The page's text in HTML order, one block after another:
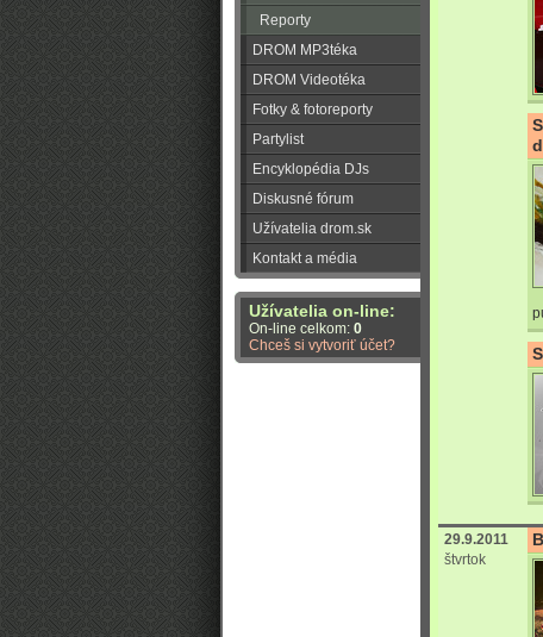
Reporty
DROM MP3téka
DROM Videotéka
Fotky & fotoreporty
Partylist
Encyklopédia DJs
Diskusné fórum
Užívatelia drom.sk
Kontakt a média
Užívatelia on-line:
On-line celkom: 0
Chceš si vytvoriť účet?
29.9.2011
štvrtok